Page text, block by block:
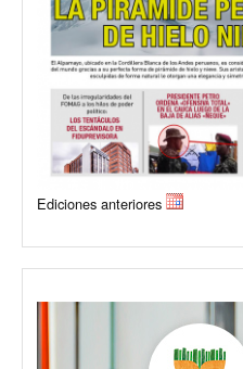
Ediciones anteriores